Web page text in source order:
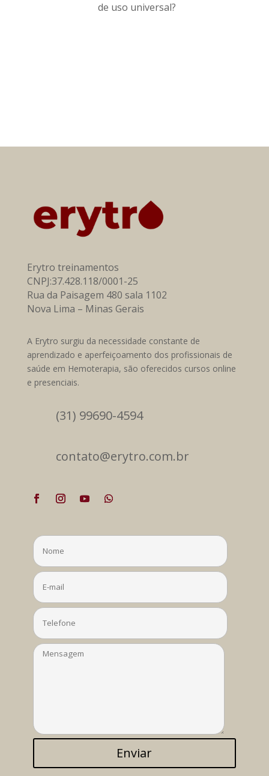
de uso universal?
Erytro treinamentos
CNPJ:37.428.118/0001-25
Rua da Paisagem 480 sala 1102
Nova Lima – Minas Gerais
A Erytro surgiu da necessidade constante de
aprendizado e aperfeiçoamento dos profissionais de
saúde em Hemoterapia, são oferecidos cursos online
e presenciais.
(31) 99690-4594
contato@erytro.com.br
Enviar